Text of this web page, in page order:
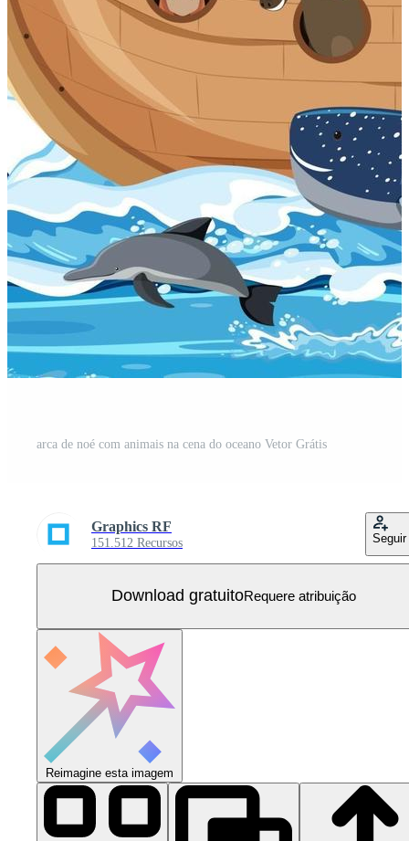
arca de noé com animais na cena do oceano Vetor Grátis
Graphics RF
151.512 Recursos Seguir
Download gratuitoRequere atribuição
Reimagine esta imagem